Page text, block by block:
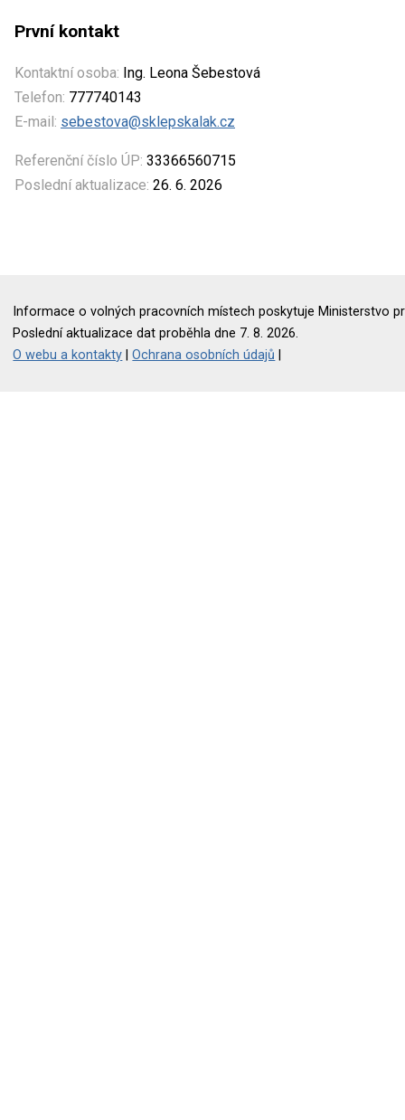
První kontakt
Kontaktní osoba: Ing. Leona Šebestová
Telefon: 777740143
E-mail: sebestova@sklepskalak.cz
Referenční číslo ÚP: 33366560715
Poslední aktualizace: 26. 6. 2026
Informace o volných pracovních místech poskytuje Ministerstvo
Poslední aktualizace dat proběhla dne 7. 8. 2026.
O webu a kontakty |Ochrana osobních údajů